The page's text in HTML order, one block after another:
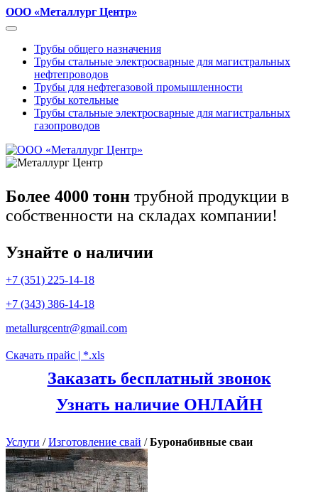
ООО «Металлург Центр»
Трубы общего назначения
Трубы стальные электросварные для магистральных
нефтепроводов
Трубы для нефтегазовой промышленности
Трубы котельные
Трубы стальные электросварные для магистральных
газопроводов
Более 4000 тонн трубной продукции в
собственности на складах компании!
Узнайте о наличии
+7 (351) 225-14-18
+7 (343) 386-14-18
metallurgcentr@gmail.com
Скачать прайс | *.xls
Заказать бесплатный звонок
Узнать наличие ОНЛАЙН
Услуги /Изготовление свай /Буронабивные сваи